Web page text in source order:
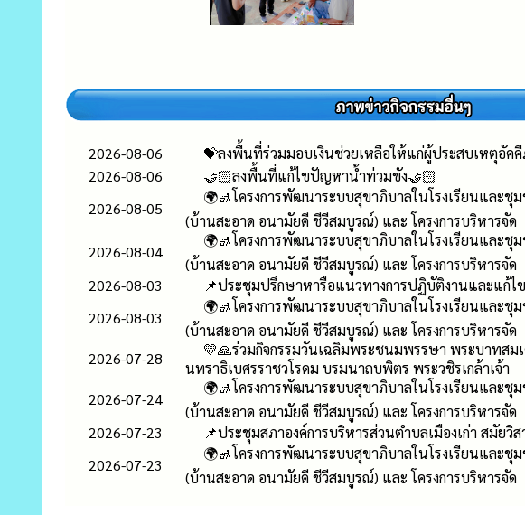
2026-08-06
💝ลงพื้นที่ร่วมมอบเงินช่วยเหลือให้แก่ผู้ประสบเหตุอัคคี
2026-08-06
🤝🏻ลงพื้นที่แก้ไขปัญหาน้ำท่วมขัง🤝🏻
2026-08-05
🌍🚮โครงการพัฒนาระบบสุขาภิบาลในโรงเรียนและชุ
(บ้านสะอาด อนามัยดี ชีวีสมบูรณ์) และ โครงการบริหารจัด
2026-08-04
🌍🚮โครงการพัฒนาระบบสุขาภิบาลในโรงเรียนและชุ
(บ้านสะอาด อนามัยดี ชีวีสมบูรณ์) และ โครงการบริหารจัด
2026-08-03
📌ประชุมปรึกษาหารือแนวทางการปฏิบัติงานและแก้
2026-08-03
🌍🚮โครงการพัฒนาระบบสุขาภิบาลในโรงเรียนและชุ
(บ้านสะอาด อนามัยดี ชีวีสมบูรณ์) และ โครงการบริหารจัด
2026-07-28
💛🙏ร่วมกิจกรรมวันเฉลิมพระชนมพรรษา พระบาทส
นทราธิเบศรราชวโรดม บรมนาถบพิตร พระวชิรเกล้าเจ้า
2026-07-24
🌍🚮โครงการพัฒนาระบบสุขาภิบาลในโรงเรียนและชุ
(บ้านสะอาด อนามัยดี ชีวีสมบูรณ์) และ โครงการบริหารจัด
2026-07-23
📌ประชุมสภาองค์การบริหารส่วนตำบลเมืองเก่า สมัย
2026-07-23
🌍🚮โครงการพัฒนาระบบสุขาภิบาลในโรงเรียนและชุ
(บ้านสะอาด อนามัยดี ชีวีสมบูรณ์) และ โครงการบริหารจัด